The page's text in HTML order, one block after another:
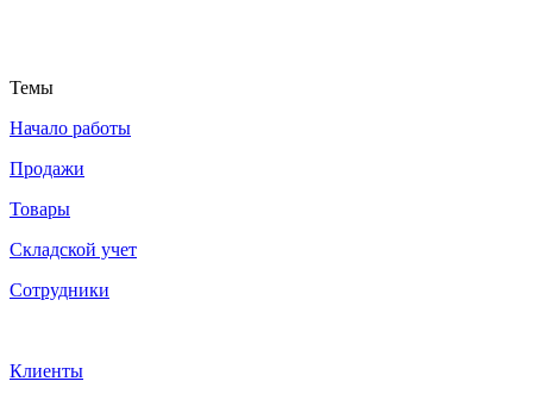
Темы
Начало работы
Продажи
Товары
Cкладской учет
Сотрудники
Клиенты